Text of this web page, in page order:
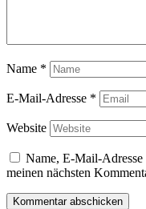
Name *
E-Mail-Adresse *
Website
Name, E-Mail-
meinen nächsten